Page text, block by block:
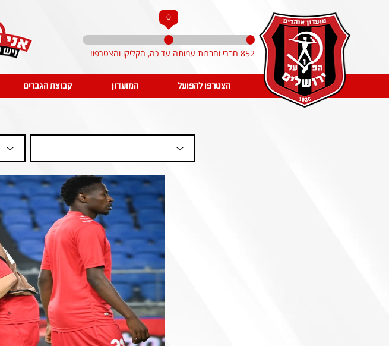
0
852 חברי וחברות עמותה עד כה, הקליקו והצטרפו!
הצטרפו להפועל המועדון קבוצת הגברים